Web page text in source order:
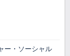
ー・ソーシャル